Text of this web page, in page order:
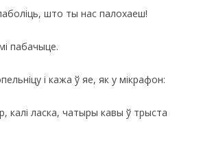
што ты нас палохаеш!
пабачыце.
і кажа ў яе, як у мікрафон:
ласка, чатыры кавы ў трыста